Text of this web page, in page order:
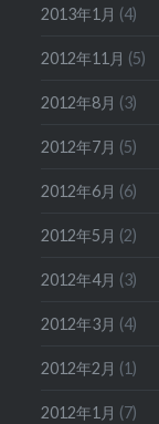
2013年1月 (4)
2012年11月 (5)
2012年8月 (3)
2012年7月 (5)
2012年6月 (6)
2012年5月 (2)
2012年4月 (3)
2012年3月 (4)
2012年2月 (1)
2012年1月 (7)